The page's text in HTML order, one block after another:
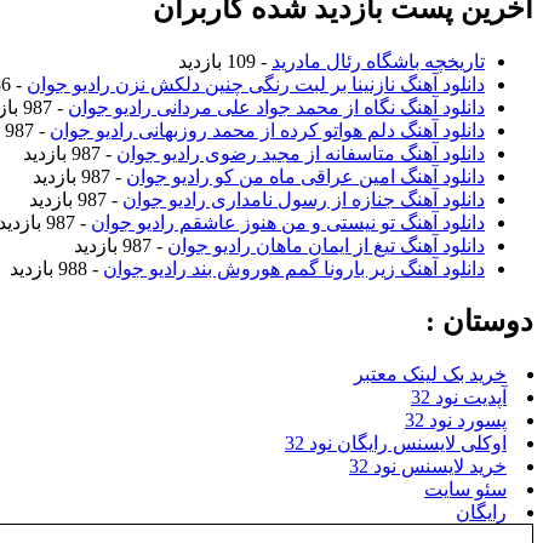
آخرین پست بازدید شده کاربران
تاریخچه باشگاه رئال مادرید - 109 بازدید
دانلود آهنگ نازنینا بر لبت رنگی چنین دلکش نزن رادیو جوان - 986 بازدید
دانلود آهنگ نگاه از محمد جواد علی مردانی رادیو جوان - 987 بازدید
دانلود آهنگ دلم هواتو کرده از محمد روزبهانی رادیو جوان - 987 بازدید
دانلود آهنگ متاسفانه از مجید رضوی رادیو جوان - 987 بازدید
دانلود آهنگ امین عراقی ماه من کو رادیو جوان - 987 بازدید
دانلود آهنگ جنازه از رسول نامداری رادیو جوان - 987 بازدید
دانلود آهنگ تو نیستی و من هنوز عاشقم رادیو جوان - 987 بازدید
دانلود آهنگ تیغ از ایمان ماهان رادیو جوان - 987 بازدید
دانلود آهنگ زیر بارونا گمم هوروش بند رادیو جوان - 988 بازدید
دوستان :
خرید بک لینک معتبر
آپدیت نود 32
پسورد نود 32
اوکلی لایسنس رایگان نود 32
خرید لایسنس نود 32
سئو سایت
رایگان